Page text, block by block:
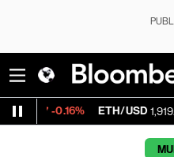
ETH/USD 1,919.703